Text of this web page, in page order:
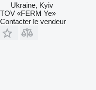
Ukraine, Kyiv
TOV «FERM Ye»
Contacter le vendeur